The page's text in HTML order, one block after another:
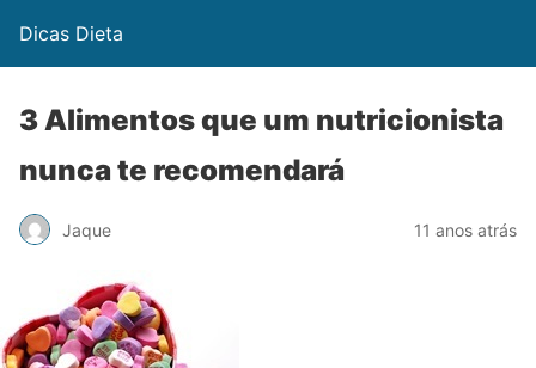
Dicas Dieta
3 Alimentos que um nutricionista
nunca te recomendará
Jaque 11 anos atrás